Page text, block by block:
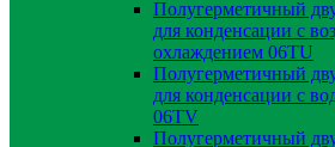
Полугерметичный
для конденсации с
охлаждением 06TU
Полугерметичный
для конденсации с
06TV
Полугерметичный